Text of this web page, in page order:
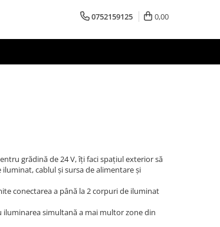
0752159125 0,00
grădină de 24 V, îți faci spațiul exterior să
cablul și sursa de alimentare și
conectarea a până la 2 corpuri de iluminat
simultană a mai multor zone din